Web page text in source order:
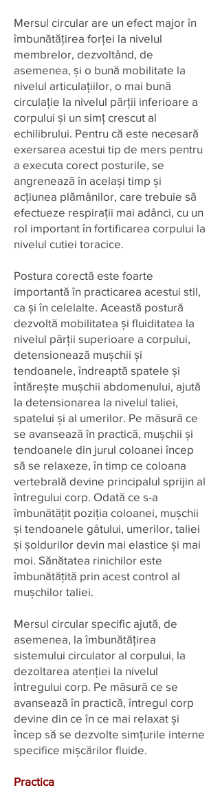
Mersul circular are un efect major în
îmbunătățirea forței la nivelul
membrelor, dezvoltând, de
asemenea, și o bună mobilitate la
nivelul articulațiilor, o mai bună
circulație la nivelul părții inferioare a
corpului și un simț crescut al
echilibrului. Pentru că este necesară
exersarea acestui tip de mers pentru
a executa corect posturile, se
angrenează în același timp și
acțiunea plămânilor, care trebuie să
efectueze respirații mai adânci, cu un
rol important în fortificarea corpului la
nivelul cutiei toracice.
Postura corectă este foarte
importantă în practicarea acestui stil,
ca și în celelalte. Această postură
dezvoltă mobilitatea și fluiditatea la
nivelul părții superioare a corpului,
detensionează mușchii și
tendoanele, îndreaptă spatele și
întărește mușchii abdomenului, ajută
la detensionarea la nivelul taliei,
spatelui și al umerilor. Pe măsură ce
se avansează în practică, mușchii și
tendoanele din jurul coloanei încep
să se relaxeze, în timp ce coloana
vertebrală devine principalul sprijin al
întregului corp. Odată ce s-a
îmbunătățit poziția coloanei, mușchii
și tendoanele gâtului, umerilor, taliei
și șoldurilor devin mai elastice şi mai
moi. Sănătatea rinichilor este
îmbunătățită prin acest control al
mușchilor taliei.
Mersul circular specific ajută, de
asemenea, la îmbunătățirea
sistemului circulator al corpului, la
dezoltarea atenției la nivelul
întregului corp. Pe măsură ce se
avansează în practică, întregul corp
devine din ce în ce mai relaxat și
încep să se dezvolte simțurile interne
specifice mișcărilor fluide.
Practica